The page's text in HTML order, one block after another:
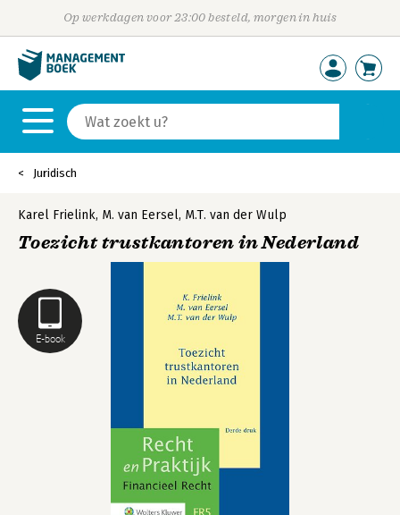
Op werkdagen voor 23:00 besteld, morgen in huis
Juridisch
E-book
Karel Frielink, M. van Eersel, M.T. van der Wulp
Toezicht trustkantoren in Nederland